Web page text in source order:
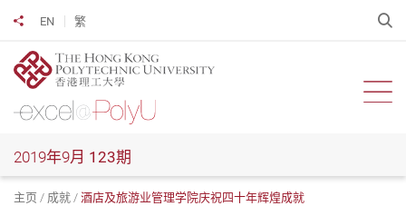
EN 繁
分享到
开
2019年9月 123期
主页 成就 酒店及旅游业管理学院庆祝四十年辉煌成就